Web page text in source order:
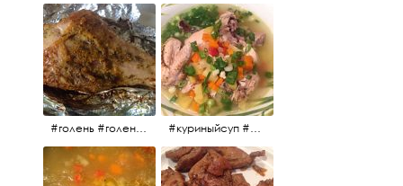
#голень #голеньиндейки #голеньиндейкивфольге #индейка #завтрак #еда #мясо #куриныйсуп #еда #ужин #можнокушать